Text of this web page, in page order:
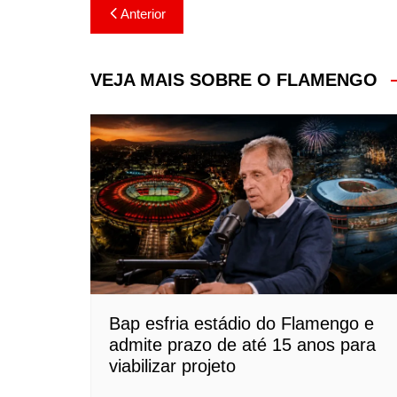
Navegação
de
Post
Anterior
VEJA MAIS SOBRE O FLAMENGO
Bap esfria estádio do Flamengo e
admite prazo de até 15 anos para
viabilizar projeto